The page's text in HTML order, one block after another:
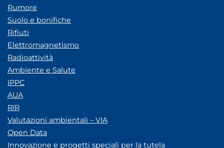
Rumore
Suolo e bonifiche
Rifiuti
Elettromagnetismo
Radioattività
Ambiente e Salute
IPPC
AUA
RIR
Valutazioni ambientali – VIA
Open Data
Innovazione e progetti speciali per la tutela